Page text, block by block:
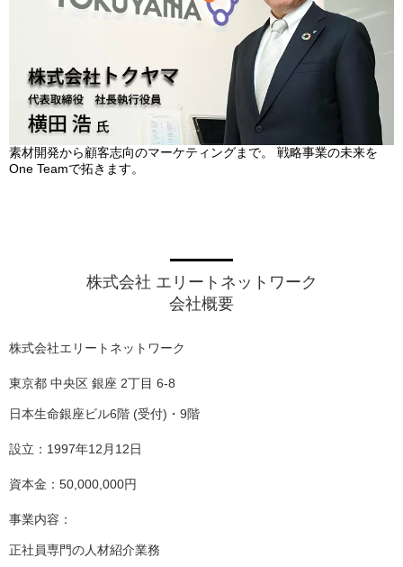
素材開発から顧客志向のマーケティングまで。 戦略事業の未来を
One Teamで拓きます。
株式会社 エリートネットワーク
会社概要
株式会社エリートネットワーク
東京都 中央区 銀座 2丁目 6-8
日本生命銀座ビル6階 (受付)・9階
設立：1997年12月12日
資本金：50,000,000円
事業内容：
正社員専門の人材紹介業務